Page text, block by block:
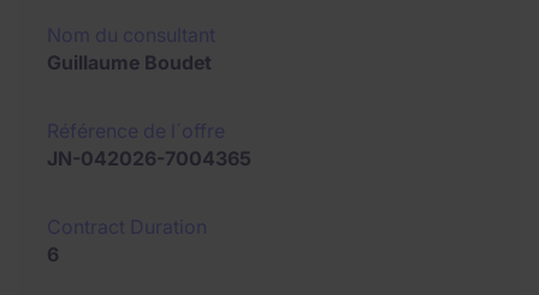
Guillaume Boudet
JN-042026-7004365
6